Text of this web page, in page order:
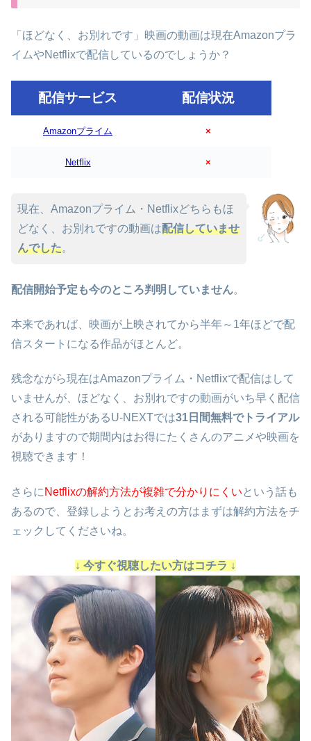
「ほどなく、お別れです」映画の動画は現在Amazonプラ
イムやNetflixで配信しているのでしょうか？
配信サービス 配信状況
Amazonプライム ×
Netflix ×
現在、Amazonプライム・Netflixどちらもほ
どなく、お別れですの動画は配信していませ
んでした。
配信開始予定も今のところ判明していません。
本来であれば、映画が上映されてから半年～1年ほどで配
信スタートになる作品がほとんど。
残念ながら現在はAmazonプライム・Netflixで配信はして
いませんが、ほどなく、お別れですの動画がいち早く配信
される可能性があるU-NEXTでは31日間無料でトライアル
がありますので期間内はお得にたくさんのアニメや映画を
視聴できます！
さらに Netflixの解約方法が複雑で分かりにくい という話も
あるので、登録しようとお考えの方はまずは解約方法をチ
ェックしてくださいね。
↓ 今すぐ視聴したい方はコチラ ↓